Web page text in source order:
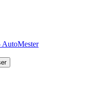
AutoMester